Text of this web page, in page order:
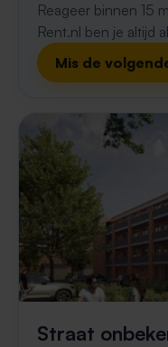
Reageer binnen 15
Rent.nl ben je altijd
Mis de
Straat